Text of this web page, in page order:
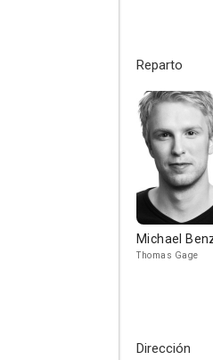
Reparto
Michael
Thomas Gage
Dirección